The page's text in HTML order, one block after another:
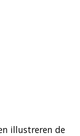
illustreren de